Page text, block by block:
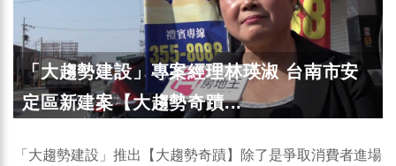
「大趨勢建設」專案經理林瑛淑 台南市安
定區新建案【大趨勢奇蹟...
「大趨勢建設」推出【大趨勢奇蹟】除了是爭取消費者進場